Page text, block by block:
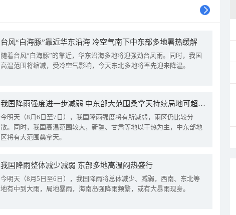
台风“白海豚”靠近华东沿海 冷空气南下中东部多地暑热缓解
随着台风“白海豚”的靠近，华东沿海多地将迎强劲台风雨。同时，我国
高温范围将缩减，受冷空气影响，今天东北多地将率先迎来降温。
我国降雨强度进一步减弱 中东部大范围桑拿天持续局地可超38℃
今明天（8月6日至7日），我国降雨强度将有所减弱，雨区仍比较分
散。同时，我国高温范围较大，新疆、甘肃等地以干热为主，中东部地
区将有大范围桑拿天。
我国降雨整体减少减弱 东部多地高温闷热盛行
今明天（8月5日至6日），我国降雨将总体减少、减弱，西南、东北等
地有中到大雨，局地暴雨，海南岛强降雨频繁，或有大暴雨现身。